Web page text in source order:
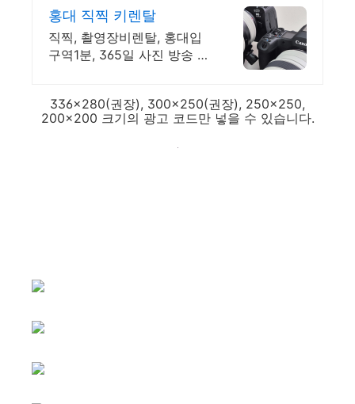
홍대 직찍 키렌탈
직찍, 촬영장비렌탈, 홍대입
구역1분, 365일 사진 방송 영
336x280(권장), 300x250(권장), 250x250,
200x200 크기의 광고 코드만 넣을 수 있습니다.